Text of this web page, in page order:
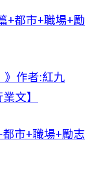
+都市+職場+勵
》作者:紅九
文】
都市+職場+勵志